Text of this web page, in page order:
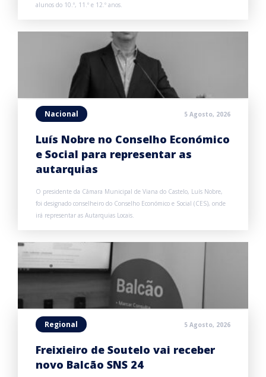
alunos do 10.º, 11.º e 12.º anos.
Nacional 5 Agosto, 2026
Luís Nobre no Conselho Económico
e Social para representar as
autarquias
O presidente da Câmara Municipal de Viana do Castelo, Luís Nobre,
foi designado conselheiro do Conselho Económico e Social (CES), onde
irá representar as Autarquias Locais.
Regional 5 Agosto, 2026
Freixieiro de Soutelo vai receber
novo Balcão SNS 24